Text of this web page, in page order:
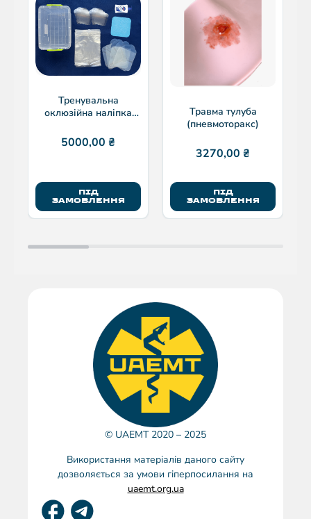
Тренувальна
оклюзійна наліпка
5000,00 ₴
ПІД
ЗАМОВЛЕННЯ
Травма тулуба
(пневмоторакс)
3270,00 ₴
ПІД
ЗАМОВЛЕННЯ
© UAEMT 2020 – 2025
Використання матеріалів даного сайту
дозволяється за умови гіперпосилання на
uaemt.org.ua